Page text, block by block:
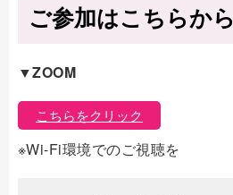
ご参加はこちらから
▼ZOOM
こちらをクリック
※Wi-Fi環境でのご視聴を